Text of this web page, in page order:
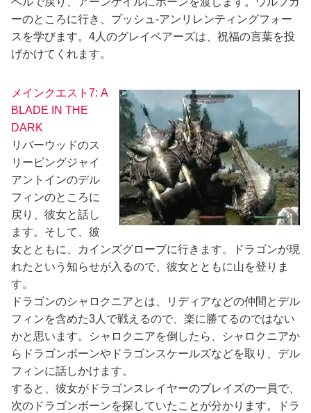
ーのところに行き、プッシュ-アンリレンティングフォー
スを学びます。4人のグレイベアーズは、祝福の言葉を投
げかけてくれます。
メインクエスト7: A
BLADE IN THE
DARK
リバーウッドのス
リーピングジャイ
アントインのデル
フィンのところに
戻り、彼女と話し
ます。そして、彼
女とともに、カインズグローブに行きます。ドラゴンが現
れたという知らせが入るので、彼女とともに山を登りま
す。
ドラゴンのシャロクニアとは、リディアなどの仲間とデル
フィンを含めた3人で戦えるので、楽に勝てるのではない
かと思います。シャロクニアを倒したら、シャロクニアか
らドラゴンボーンやドラゴンスケールズなどを取り、デル
フィンに話しかけます。
すると、彼女がドラゴンスレイヤーのブレイズの一員で、
次のドラゴンボーンを探していたことが分かります。ドラ